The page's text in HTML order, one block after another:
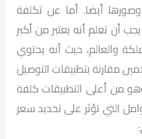
وصورها أيضا. أما عن تكلفة
أن تعلم أنه يعتبر من أكبر
والعالم، حيث أنه يحتوي
مقارنة بتطبيقات التوصيل
من أعلى التطبيقات كلفة
التي تؤثر على تحديد سعر